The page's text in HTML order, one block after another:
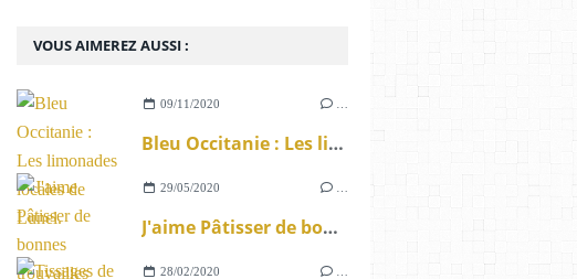
VOUS AIMEREZ AUSSI :
09/11/2020
Bleu Occitanie : Les limonades locales de Lunel.
29/05/2020
J'aime Pâtisser de bonnes trouvailles pour Pâtisser en famille.
28/02/2020